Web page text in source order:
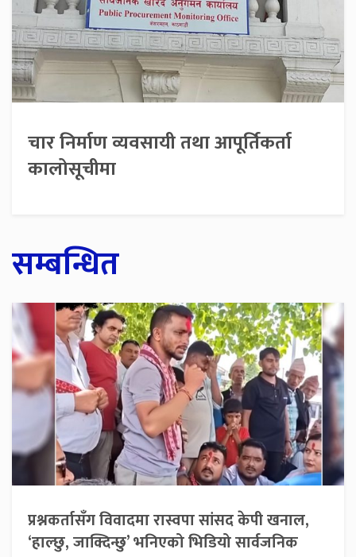
चार निर्माण व्यवसायी तथा आपूर्तिकर्ता
कालोसूचीमा
सम्बन्धित
प्रश्नकर्तासँग विवादमा रास्वपा सांसद केपी खनाल,
‘हाल्छु, जाक्दिन्छु’ भनिएको भिडियो सार्वजनिक